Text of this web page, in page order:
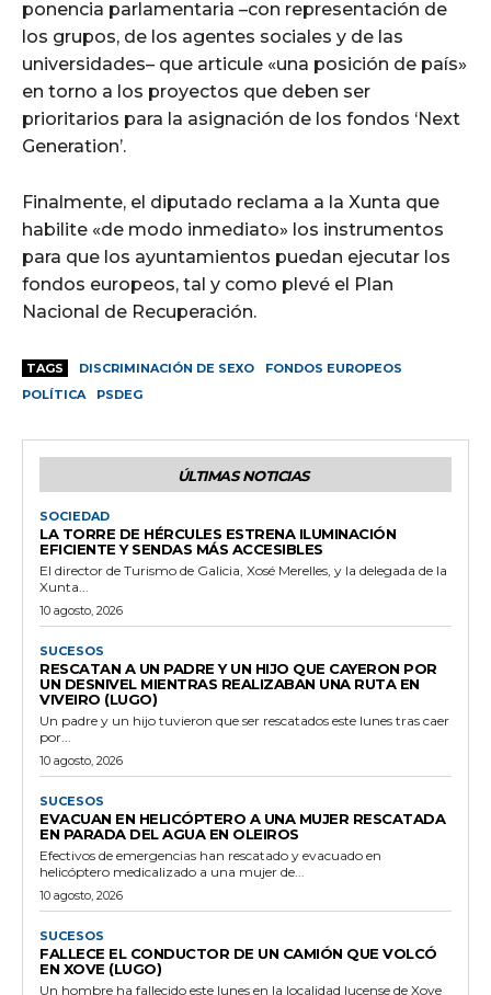
ponencia parlamentaria –con representación de
los grupos, de los agentes sociales y de las
universidades– que articule «una posición de país»
en torno a los proyectos que deben ser
prioritarios para la asignación de los fondos ‘Next
Generation’.
Finalmente, el diputado reclama a la Xunta que
habilite «de modo inmediato» los instrumentos
para que los ayuntamientos puedan ejecutar los
fondos europeos, tal y como plevé el Plan
Nacional de Recuperación.
TAGS DISCRIMINACIÓN DE SEXO
FONDOS EUROPEOS
POLÍTICA
PSDEG
ÚLTIMAS NOTICIAS
SOCIEDAD
LA TORRE DE HÉRCULES ESTRENA ILUMINACIÓN
EFICIENTE Y SENDAS MÁS ACCESIBLES
El director de Turismo de Galicia, Xosé Merelles, y la delegada de la
Xunta...
10 agosto, 2026
SUCESOS
RESCATAN A UN PADRE Y UN HIJO QUE CAYERON POR
UN DESNIVEL MIENTRAS REALIZABAN UNA RUTA EN
VIVEIRO (LUGO)
Un padre y un hijo tuvieron que ser rescatados este lunes tras caer
por...
10 agosto, 2026
SUCESOS
EVACUAN EN HELICÓPTERO A UNA MUJER RESCATADA
EN PARADA DEL AGUA EN OLEIROS
Efectivos de emergencias han rescatado y evacuado en
helicóptero medicalizado a una mujer de...
10 agosto, 2026
SUCESOS
FALLECE EL CONDUCTOR DE UN CAMIÓN QUE VOLCÓ
EN XOVE (LUGO)
Un hombre ha fallecido este lunes en la localidad lucense de Xove